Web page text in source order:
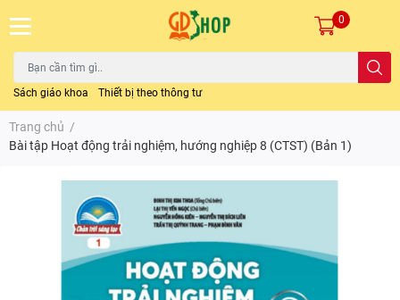
Sách giáo khoa Thiết bị theo thông tư
0
Trang chủ /
Bài tập Hoạt động trải nghiệm, hướng nghiệp 8 (CTST) (Bản 1)